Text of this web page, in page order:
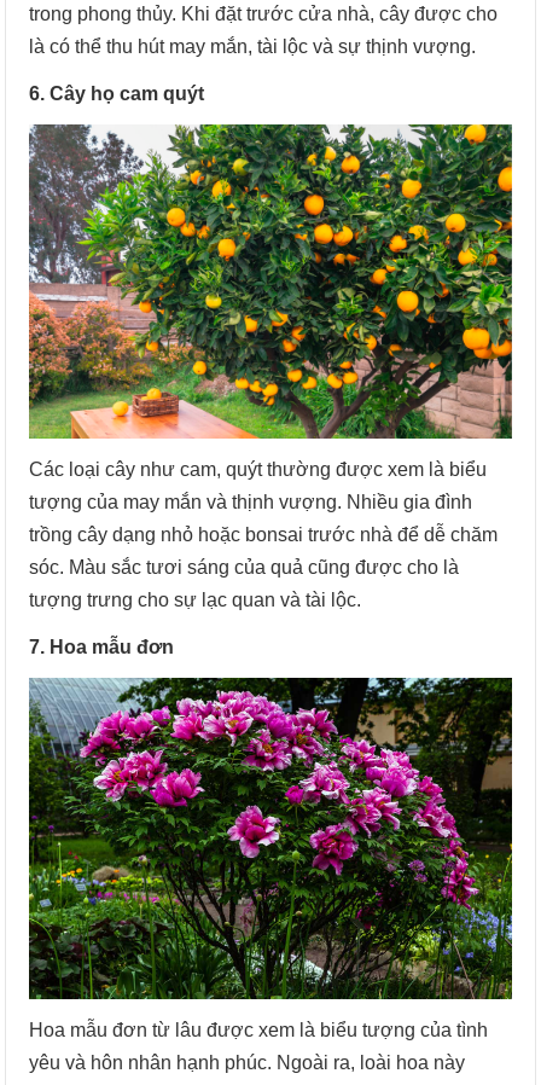
trong phong thủy. Khi đặt trước cửa nhà, cây được cho
là có thể thu hút may mắn, tài lộc và sự thịnh vượng.
6. Cây họ cam quýt
Các loại cây như cam, quýt thường được xem là biểu
tượng của may mắn và thịnh vượng. Nhiều gia đình
trồng cây dạng nhỏ hoặc bonsai trước nhà để dễ chăm
sóc. Màu sắc tươi sáng của quả cũng được cho là
tượng trưng cho sự lạc quan và tài lộc.
7. Hoa mẫu đơn
Hoa mẫu đơn từ lâu được xem là biểu tượng của tình
yêu và hôn nhân hạnh phúc. Ngoài ra, loài hoa này